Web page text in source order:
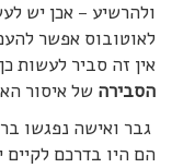
ולהרשיע – אכן יש
לאוטובוס אפשר
אין זה סביר לעשות
הסבירה של איסור
גבר ואישה נפגשו
הם היו בדרכם